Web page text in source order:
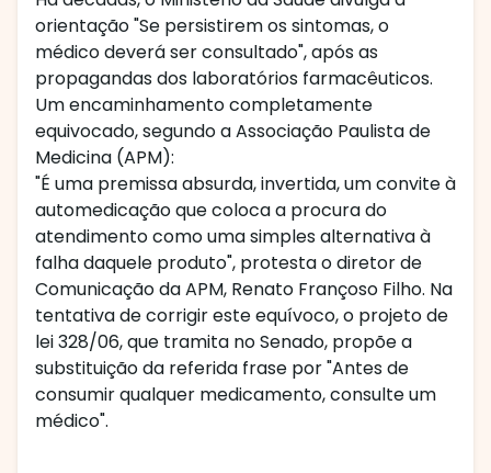
orientação "Se persistirem os sintomas, o
médico deverá ser consultado", após as
propagandas dos laboratórios farmacêuticos.
Um encaminhamento completamente
equivocado, segundo a Associação Paulista de
Medicina (APM):
"É uma premissa absurda, invertida, um convite à
automedicação que coloca a procura do
atendimento como uma simples alternativa à
falha daquele produto", protesta o diretor de
Comunicação da APM, Renato Françoso Filho. Na
tentativa de corrigir este equívoco, o projeto de
lei 328/06, que tramita no Senado, propõe a
substituição da referida frase por "Antes de
consumir qualquer medicamento, consulte um
médico".